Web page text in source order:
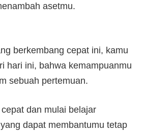
asetmu.
berkembang cepat ini, kamu
hari ini, bahwa kemampuanmu
sebuah pertemuan.
dan mulai belajar
dapat membantumu tetap